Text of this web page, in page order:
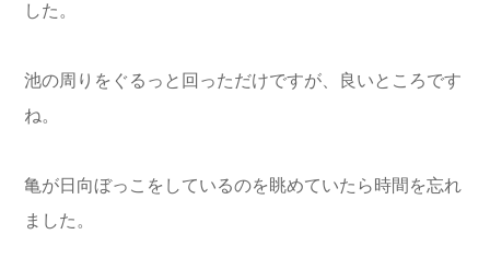
した。
池の周りをぐるっと回っただけですが、良いところです
ね。
亀が日向ぼっこをしているのを眺めていたら時間を忘れ
ました。